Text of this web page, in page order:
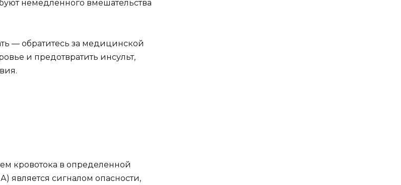
немедленного вмешательства
— обратитесь за медицинской
и предотвратить инсульт,
кровотока в определенной
является сигналом опасности,